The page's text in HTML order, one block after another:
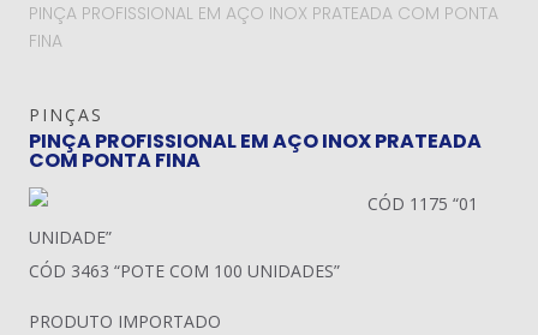
PINÇA PROFISSIONAL EM AÇO INOX PRATEADA COM PONTA
FINA
PINÇAS
PINÇA PROFISSIONAL EM AÇO INOX PRATEADA
COM PONTA FINA
CÓD 1175 “01
UNIDADE”
CÓD 3463 “POTE COM 100 UNIDADES”
PRODUTO IMPORTADO